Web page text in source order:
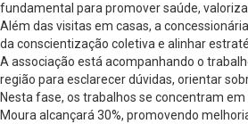
fundamental para promover saúde,
Além das visitas em casas, a
da conscientização coletiva e alinhar
A associação está acompanhando o
região para esclarecer dúvidas, orientar
Nesta fase, os trabalhos se concentram
Moura alcançará 30%, promovendo